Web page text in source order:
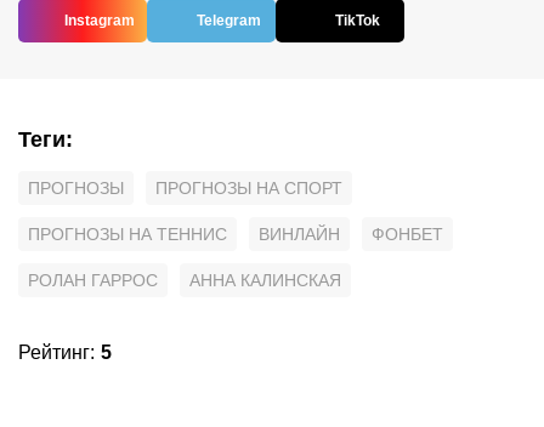
Instagram Telegram TikTok
Теги:
ПРОГНОЗЫ ПРОГНОЗЫ НА СПОРТ
ПРОГНОЗЫ НА ТЕННИС ВИНЛАЙН ФОНБЕТ
РОЛАН ГАРРОС АННА КАЛИНСКАЯ
Рейтинг: 5